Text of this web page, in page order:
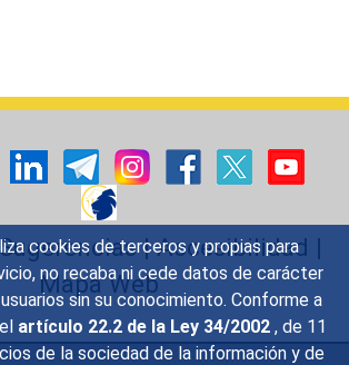
cookies de terceros y propias para
no recaba ni cede datos de carácter
sin su conocimiento. Conforme a
artículo 22.2 de la Ley 34/2002 , de 11
de la sociedad de la información y de
Sugerencias|Accesibilidad |
Mapa Web